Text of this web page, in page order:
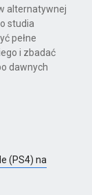
alternatywnej
studia
pełne
i zbadać
dawnych
(PS4) na